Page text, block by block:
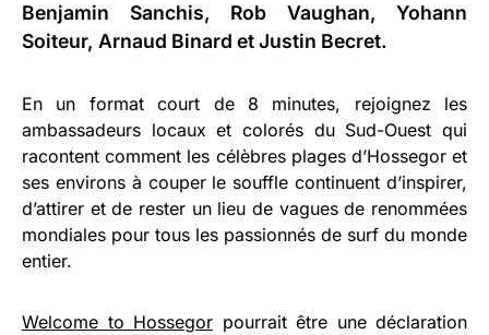
Benjamin Sanchis, Rob Vaughan, Yohann
Soiteur, Arnaud Binard et Justin Becret.
En un format court de 8 minutes, rejoignez les
ambassadeurs locaux et colorés du Sud-Ouest qui
racontent comment les célèbres plages d’Hossegor et
ses environs à couper le souffle continuent d’inspirer,
d’attirer et de rester un lieu de vagues de renommées
mondiales pour tous les passionnés de surf du monde
entier.
Welcome to Hossegor pourrait être une déclaration